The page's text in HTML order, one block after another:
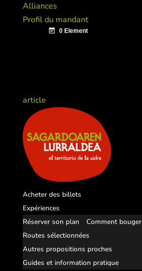
Alliances
Profil du mandant
article
Acheter des billets
Expériences
Réserver son plan
Comment bouger
Routes sélectionnées
Autres propositions proches
Guides et information pratique